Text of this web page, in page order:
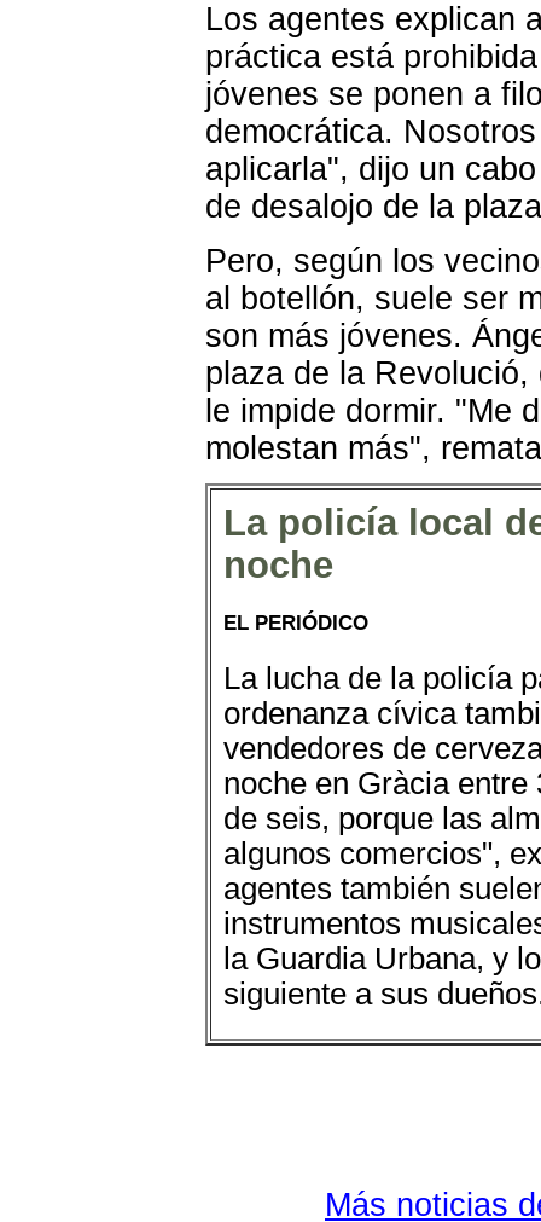
Los agentes explican
práctica está
jóvenes se ponen a
democrática.
aplicarla", dijo un
de desalojo de la
Pero, según los
al botellón, suele ser
son más jóvenes.
plaza de la
le impide dormir. "Me
molestan más",
La policía local
noche
EL PERIÓDICO
La lucha de la policía
ordenanza cívica
vendedores de
noche en Gràcia
de seis, porque las
algunos comercios",
agentes también
instrumentos
la Guardia Urbana, y
siguiente a sus
Más noticias